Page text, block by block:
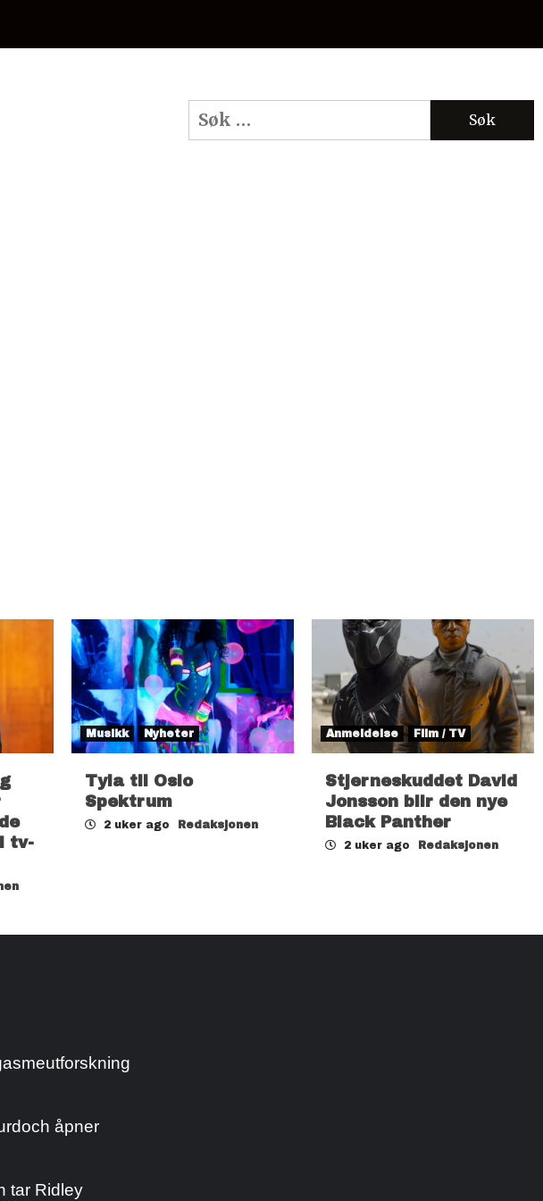
Søk
etter:
tv-
Musikk Nyheter
Tyla til Oslo
Spektrum
2 uker ago Redaksjonen
Anmeldelse Film / TV
Stjerneskuddet David
Jonsson blir den nye
Black Panther
2 uker ago Redaksjonen
åpner
tar Ridley